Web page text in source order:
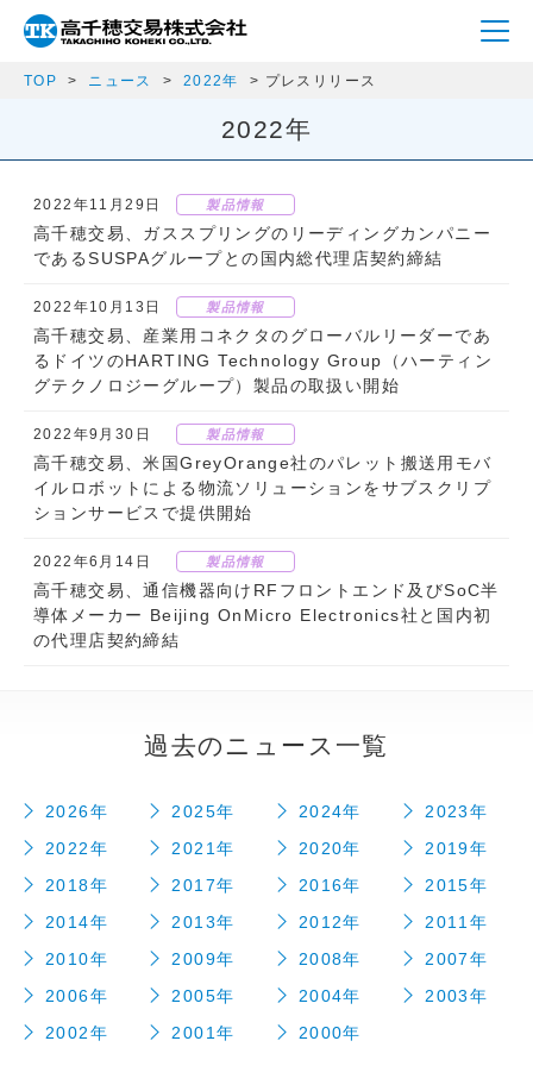
TOP ニュース 2022年 プレスリリース
2022年
2022年11月29日 製品情報
高千穂交易、ガススプリングのリーディングカンパニー
であるSUSPAグループとの国内総代理店契約締結
2022年10月13日 製品情報
高千穂交易、産業用コネクタのグローバルリーダーであ
るドイツのHARTING Technology Group（ハーティン
グテクノロジーグループ）製品の取扱い開始
2022年9月30日 製品情報
高千穂交易、米国GreyOrange社のパレット搬送用モバ
イルロボットによる物流ソリューションをサブスクリプ
ションサービスで提供開始
2022年6月14日 製品情報
高千穂交易、通信機器向けRFフロントエンド及びSoC半
導体メーカー Beijing OnMicro Electronics社と国内初
の代理店契約締結
過去のニュース一覧
2026年 2025年 2024年
2023年
2022年
2021年 2020年
2019年
2018年
2017年 2016年
2015年
2014年
2013年 2012年
2011年
2010年
2009年 2008年
2007年
2006年
2005年 2004年
2003年
2002年
2001年 2000年